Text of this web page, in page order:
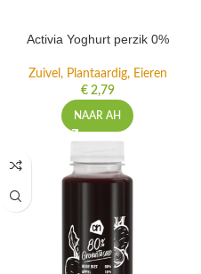
Activia Yoghurt perzik 0%
Zuivel, Plantaardig, Eieren
€2,79
NAAR AH